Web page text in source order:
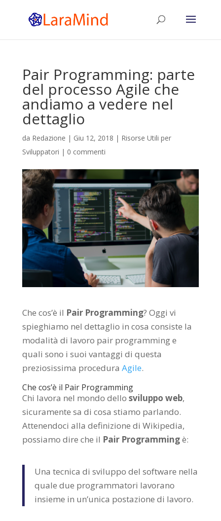
Pair Programming: parte
del processo Agile che
andiamo a vedere nel
dettaglio
da Redazione | Giu 12, 2018 | Risorse Utili per
Sviluppatori | 0 commenti
Che cos’è il Pair Programming? Oggi vi
spieghiamo nel dettaglio in cosa consiste la
modalità di lavoro pair programming e
quali sono i suoi vantaggi di questa
preziosissima procedura Agile.
Che cos’è il Pair Programming
Chi lavora nel mondo dello sviluppo web,
sicuramente sa di cosa stiamo parlando.
Attenendoci alla definizione di Wikipedia,
possiamo dire che il Pair Programmingè:
Una tecnica di sviluppo del software nella
quale due programmatori lavorano
insieme in un’unica postazione di lavoro.